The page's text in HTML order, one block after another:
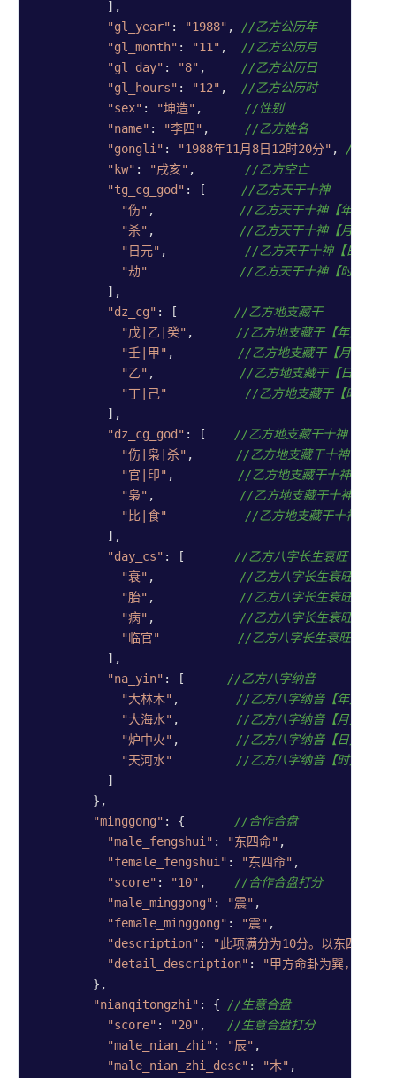
          ],
"gl_year" : "1988" , //乙方公历年
"gl_month" : "11" , //乙方公历月
"gl_day" : "8" , //乙方公历日
"gl_hours" : "12" , //乙方公历时
"sex" : "坤造" , //性别
"name" : "李四" , //乙方姓名
"gongli" : "1988年11月8日12时20分" , //乙方公
"kw" : "戌亥" , //乙方空亡
"tg_cg_god" : [ //乙方天干十神
"伤" , //乙方天干十神【年】
"杀" , //乙方天干十神【月】
"日元" , //乙方天干十神【日】
"劫"
//乙方天干十神【时】
          ],
"dz_cg" : [ //乙方地支藏干
"戊|乙|癸" , //乙方地支藏干【年】
"壬|甲" , //乙方地支藏干【月】
"乙" , //乙方地支藏干【日】
"丁|己"
//乙方地支藏干【时】
          ],
"dz_cg_god" : [ //乙方地支藏干十神
"伤|枭|杀" , //乙方地支藏干十神【年】
"官|印" , //乙方地支藏干十神【月】
"枭" , //乙方地支藏干十神【日】
"比|食"
//乙方地支藏干十神【时】
          ],
"day_cs" : [ //乙方八字长生衰旺
"衰" , //乙方八字长生衰旺【年】
"胎" , //乙方八字长生衰旺【月】
"病" , //乙方八字长生衰旺【日】
"临官"
//乙方八字长生衰旺【时】
          ],
"na_yin" : [ //乙方八字纳音
"大林木" , //乙方八字纳音【年】
"大海水" , //乙方八字纳音【月】
"炉中火" , //乙方八字纳音【日】
"天河水"
//乙方八字纳音【时】
          ]
        },
"minggong" : { //合作合盘
"male_fengshui" : "东四命" ,
"female_fengshui" : "东四命" ,
"score" : "10" , //合作合盘打分
"male_minggong" : "震" ,
"female_minggong" : "震" ,
"description" :
"此项满分为10分。以东四命与
"detail_description" :
"甲方命卦为巽，适宜
        },
"nianqitongzhi" : { //生意合盘
"score" : "20" , //生意合盘打分
"male_nian_zhi" : "辰" ,
"male_nian_zhi_desc" : "木" ,